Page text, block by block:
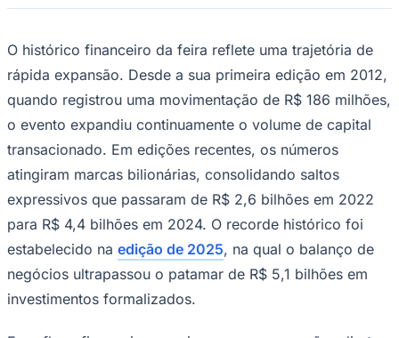
O histórico financeiro da feira reflete uma trajetória de
quando registrou uma movimentação de R$ 186 milhões,
o evento expandiu continuamente o volume de capital
transacionado. Em edições recentes, os números
atingiram marcas bilionárias, consolidando saltos
expressivos que passaram de R$ 2,6 bilhões em 2022
para R$ 4,4 bilhões em 2024. O recorde histórico foi
estabelecido na edição de 2025, na qual o balanço de
negócios ultrapassou o patamar de R$ 5,1 bilhões em
investimentos formalizados.
Esse fluxo financeiro massivo gera repercussões diretas